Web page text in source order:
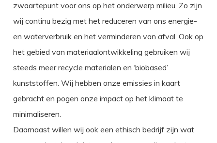
zwaartepunt voor ons op het onderwerp milieu. Zo zijn
wij continu bezig met het reduceren van ons energie-
en waterverbruik en het verminderen van afval. Ook op
het gebied van materiaalontwikkeling gebruiken wij
steeds meer recycle materialen en ‘biobased’
kunststoffen. Wij hebben onze emissies in kaart
gebracht en pogen onze impact op het klimaat te
minimaliseren.
Daarnaast willen wij ook een ethisch bedrijf zijn wat